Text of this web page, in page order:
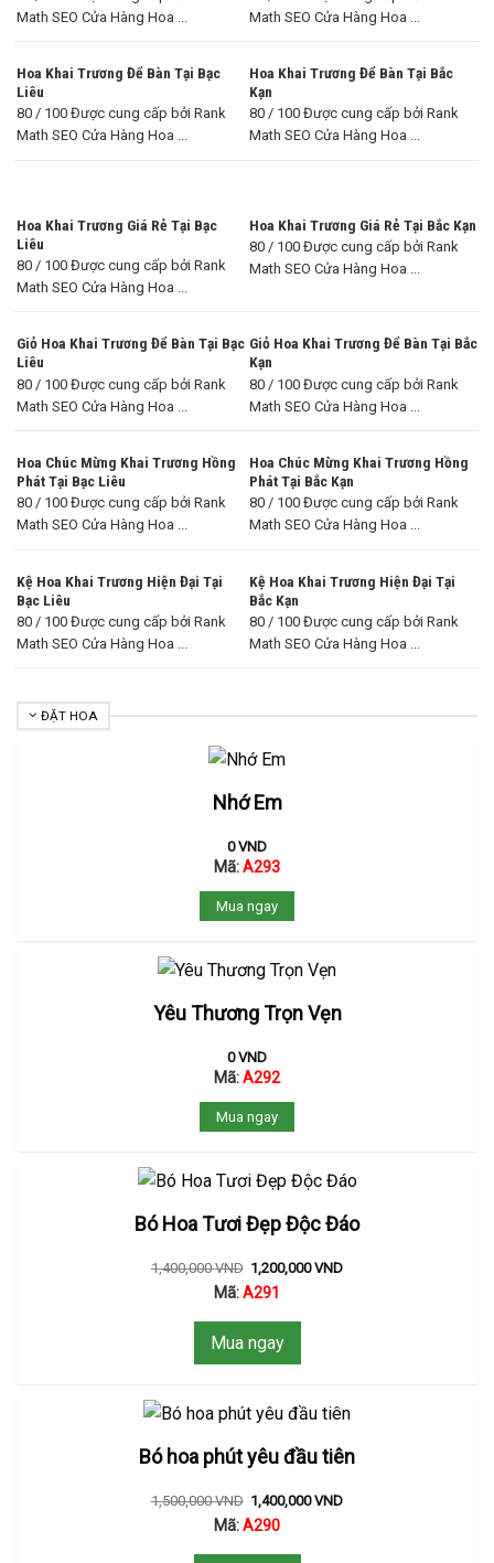
Math SEO Cửa Hàng Hoa ...
Math SEO Cửa Hàng Hoa ...
Hoa Khai Trương Để Bàn Tại Bạc
Liêu
80 / 100 Được cung cấp bởi Rank
Math SEO Cửa Hàng Hoa ...
Hoa Khai Trương Để Bàn Tại Bắc
Kạn
80 / 100 Được cung cấp bởi Rank
Math SEO Cửa Hàng Hoa ...
Hoa Khai Trương Giá Rẻ Tại Bạc
Liêu
80 / 100 Được cung cấp bởi Rank
Math SEO Cửa Hàng Hoa ...
Hoa Khai Trương Giá Rẻ Tại Bắc Kạn
80 / 100 Được cung cấp bởi Rank
Math SEO Cửa Hàng Hoa ...
Giỏ Hoa Khai Trương Để Bàn Tại Bạc
Liêu
80 / 100 Được cung cấp bởi Rank
Math SEO Cửa Hàng Hoa ...
Giỏ Hoa Khai Trương Để Bàn Tại Bắc
Kạn
80 / 100 Được cung cấp bởi Rank
Math SEO Cửa Hàng Hoa ...
Hoa Chúc Mừng Khai Trương Hồng
Phát Tại Bạc Liêu
80 / 100 Được cung cấp bởi Rank
Math SEO Cửa Hàng Hoa ...
Hoa Chúc Mừng Khai Trương Hồng
Phát Tại Bắc Kạn
80 / 100 Được cung cấp bởi Rank
Math SEO Cửa Hàng Hoa ...
Kệ Hoa Khai Trương Hiện Đại Tại
Bạc Liêu
80 / 100 Được cung cấp bởi Rank
Math SEO Cửa Hàng Hoa ...
Kệ Hoa Khai Trương Hiện Đại Tại
Bắc Kạn
80 / 100 Được cung cấp bởi Rank
Math SEO Cửa Hàng Hoa ...
ĐẶT HOA
Nhớ Em
0VND
Mã:A293
Mua ngay
Yêu Thương Trọn Vẹn
0VND
Mã:A292
Mua ngay
Bó Hoa Tươi Đẹp Độc Đáo
1,400,000VND 1,200,000VND
Mã:A291
Mua ngay
Bó hoa phút yêu đầu tiên
1,500,000VND 1,400,000VND
Mã:A290